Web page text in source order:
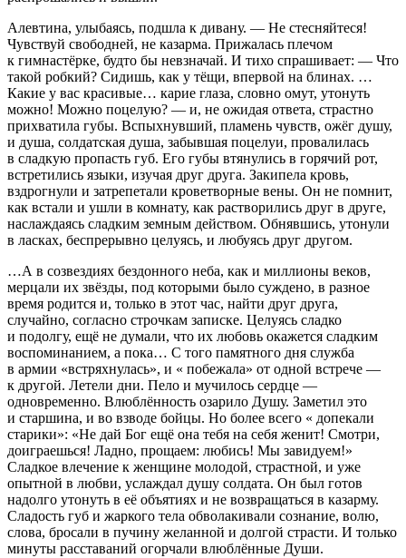
Алевтина, улыбаясь, подшла к дивану. — Не стесняйтеся!
Чувствуй свободней, не казарма. Прижалась плечом
к гимнастёрке, будто бы невзначай. И тихо спрашивает: — Что
такой робкий? Сидишь, как у тёщи, впервой на блинах. …
Какие у вас красивые… карие глаза, словно омут, утонуть
можно! Можно поцелую? — и, не ожидая ответа, страстно
прихватила губы. Вспыхнувший, пламень чувств, ожёг душу,
и душа, солдатская душа, забывшая поцелуи, провалилась
в сладкую пропасть губ. Его губы втянулись в горячий рот,
встретились языки, изучая друг друга. Закипела кровь,
вздрогнули и затрепетали кроветворные вены. Он не помнит,
как встали и ушли в комнату, как растворились друг в друге,
наслаждаясь сладким земным действом. Обнявшись, утонули
в ласках, беспрерывно целуясь, и любуясь друг другом.
…А в созвездиях бездонного неба, как и миллионы веков,
мерцали их звёзды, под которыми было суждено, в разное
время родится и, только в этот час, найти друг друга,
случайно, согласно строчкам записке. Целуясь сладко
и подолгу, ещё не думали, что их любовь окажется сладким
воспоминанием, а пока… С того памятного дня служба
в армии «встряхнулась», и « побежала» от одной встрече —
к другой. Летели дни. Пело и мучилось сердце —
одновременно. Влюблённость озарило Душу. Заметил это
и старшина, и во взводе бойцы. Но более всего « допекали
старики»: «Не дай Бог ещё она тебя на себя женит! Смотри,
доиграешься! Ладно, прощаем: любись! Мы завидуем!»
Сладкое влечение к женщине молодой, страстной, и уже
опытной в любви, услаждал душу солдата. Он был готов
надолго утонуть в её объятиях и не возвращаться в казарму.
Сладость губ и жаркого тела обволакивали сознание, волю,
слова, бросали в пучину желанной и долгой страсти. И только
минуты расставаний огорчали влюблённые Души.